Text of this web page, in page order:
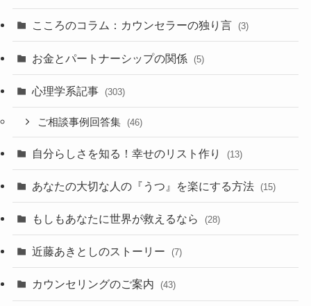
こころのコラム：カウンセラーの独り言 (3)
お金とパートナーシップの関係 (5)
心理学系記事 (303)
ご相談事例回答集 (46)
自分らしさを知る！幸せのリスト作り (13)
あなたの大切な人の『うつ』を楽にする方法 (15)
もしもあなたに世界が救えるなら (28)
近藤あきとしのストーリー (7)
カウンセリングのご案内 (43)